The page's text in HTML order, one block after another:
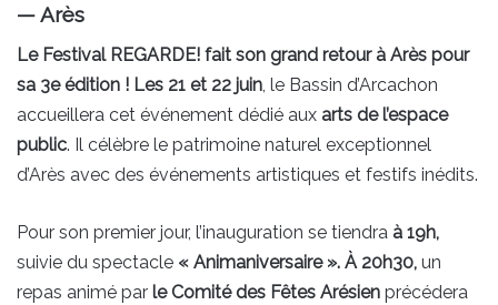
— Arès
Le Festival REGARDE! fait son grand retour à Arès pour
sa 3e édition ! Les 21 et 22 juin , le Bassin d’Arcachon
accueillera cet événement dédié aux arts de l’espace
public. Il célèbre le patrimoine naturel exceptionnel
d’Arès avec des événements artistiques et festifs inédits.
Pour son premier jour, l’inauguration se tiendra à 19h,
suivie du spectacle « Animaniversaire ». À 20h30, un
repas animé par le Comité des Fêtes Arésien précédera